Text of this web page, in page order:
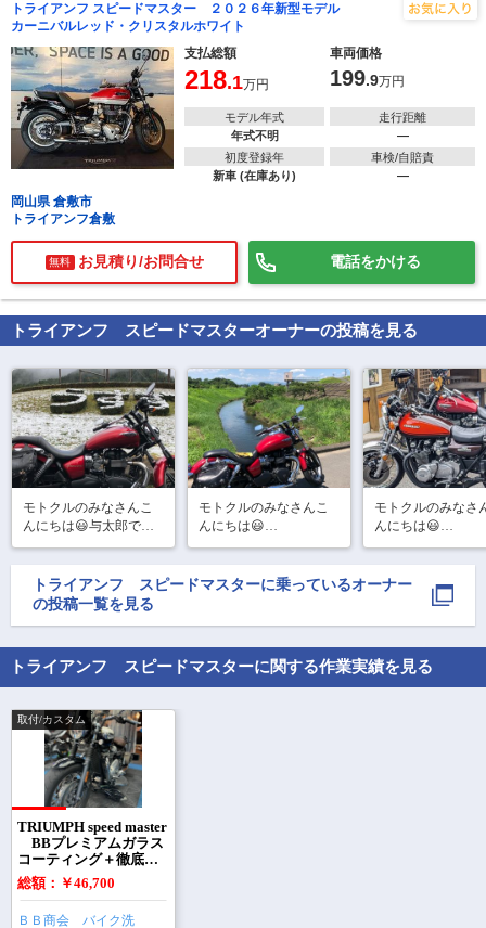
トライアンフ スピードマスター ２０２６年新型モデル
カーニバルレッド・クリスタルホワイト
支払総額
車両価格
218.1万円 199.9万円
モデル年式
年式不明
走行距離
―
初度登録年
新車 (在庫あり)
車検/自賠責
―
岡山県 倉敷市
トライアンフ倉敷
無料 お見積り/お問合せ 電話をかける
トライアンフ スピードマスターオーナーの投稿を見る
モトクルのみなさんこ
んにちは😃与太郎です
ます😅
先週もバイクに乗って
いたのですが、あまり
した😅
今週こそは写真を撮り
まくろうと心に誓い
モトクルのみなさんこ
んにちは😃
819の日いかがおすごし
ですか？
与太郎は体のメンテナ
ので気をつけて下さい
☺️
ご安全に〜🏍
モトクルのみなさ
んにちは😃
昨日ですが、トラ
んが車検でして引
りお散歩に行って
したが、とても親
ショップさんでし
メーカーさんと共
トライアンフ スピードマスターに乗っているオーナー
の投稿一覧を見る
トライアンフ スピードマスターに関する作業実績を見る
取付/カスタム
TRIUMPH speed master
BBプレミアムガラス
コーティング＋徹底洗
車コース BB商会バイ
ク洗車センター東京大
総額：￥46,700
ＢＢ商会 バイク洗